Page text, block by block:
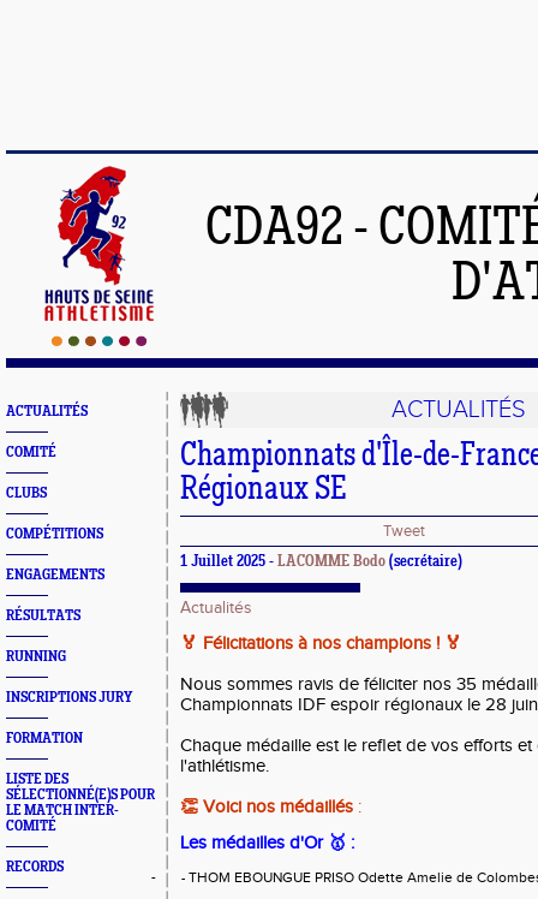
CDA92 -
ACTUALITÉS
COMITÉ
CLUBS
COMPÉTITIONS
ENGAGEMENTS
RÉSULTATS
RUNNING
INSCRIPTIONS JURY
FORMATION
LISTE DES
SÉLECTIONNÉ(E)S POUR
LE MATCH INTER-
COMITÉ
RECORDS
ACTUALITÉS
Championnats d'Île-de-
Régionaux SE
Tweet
1 Juillet 2025 - LACOMME Bodo (secrétaire)
Actualités
🏅 Félicitations à nos champions ! 🏅
Nous sommes ravis de féliciter nos 35
Championnats IDF espoir régionaux le 28
Chaque médaille est le reflet de vos efforts
l'athlétisme.
👏 Voici nos médaillés :
Les médailles d'Or 🥇 :
- - THOM EBOUNGUE PRISO Odette Amelie de